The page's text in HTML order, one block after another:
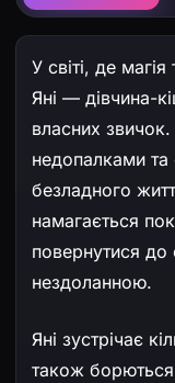
У світі, де
Яні — дівчина-
власних звичок.
недопалками та
безладного
намагається
повернутися до
нездоланною.
Яні зустрічає
також